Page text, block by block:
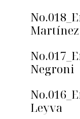
Negroni
Leyva